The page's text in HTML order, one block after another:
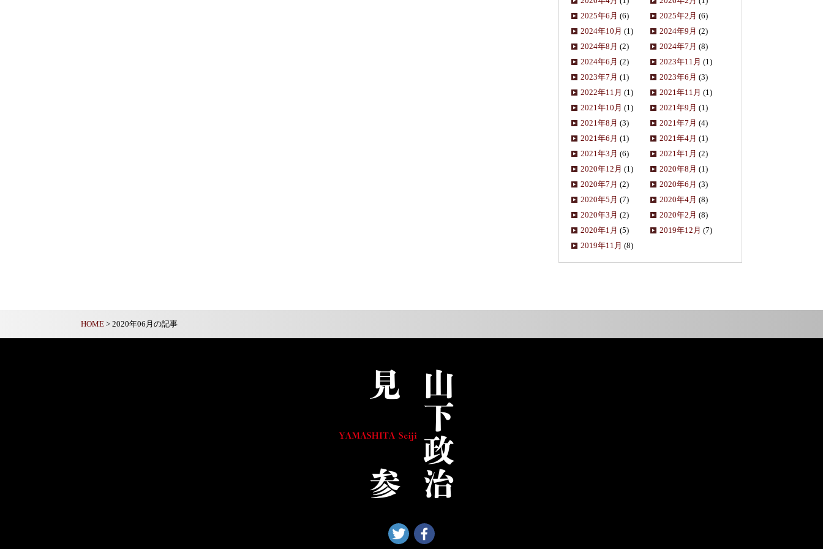
2025年6月 (6) 2025年2月 (6)
2024年10月 (1) 2024年9月 (2)
2024年8月 (2) 2024年7月 (8)
2024年6月 (2) 2023年11月 (1)
2023年7月 (1) 2023年6月 (3)
2022年11月 (1) 2021年11月 (1)
2021年10月 (1) 2021年9月 (1)
2021年8月 (3) 2021年7月 (4)
2021年6月 (1) 2021年4月 (1)
2021年3月 (6) 2021年1月 (2)
2020年12月 (1) 2020年8月 (1)
2020年7月 (2) 2020年6月 (3)
2020年5月 (7) 2020年4月 (8)
2020年3月 (2) 2020年2月 (8)
2020年1月 (5) 2019年12月 (7)
2019年11月 (8)
HOME > 2020年06月の記事